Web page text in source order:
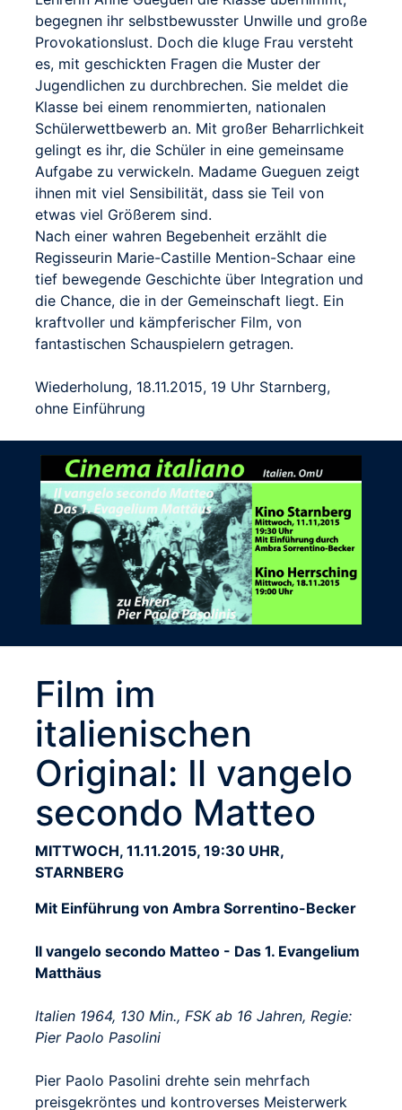
begegnen ihr selbstbewusster Unwille und große
Provokationslust. Doch die kluge Frau versteht
es, mit geschickten Fragen die Muster der
Jugendlichen zu durchbrechen. Sie meldet die
Klasse bei einem renommierten, nationalen
Schülerwettbewerb an. Mit großer Beharrlichkeit
gelingt es ihr, die Schüler in eine gemeinsame
Aufgabe zu verwickeln. Madame Gueguen zeigt
ihnen mit viel Sensibilität, dass sie Teil von
etwas viel Größerem sind.
Nach einer wahren Begebenheit erzählt die
Regisseurin Marie-Castille Mention-Schaar eine
tief bewegende Geschichte über Integration und
die Chance, die in der Gemeinschaft liegt. Ein
kraftvoller und kämpferischer Film, von
fantastischen Schauspielern getragen.
Wiederholung, 18.11.2015, 19 Uhr Starnberg,
ohne Einführung
Film im
italienischen
Original: Il vangelo
secondo Matteo
MITTWOCH, 11.11.2015, 19:30 UHR,
STARNBERG
Mit Einführung von Ambra Sorrentino-Becker
Il vangelo secondo Matteo - Das 1. Evangelium
Matthäus
Italien 1964, 130 Min., FSK ab 16 Jahren, Regie:
Pier Paolo Pasolini
Pier Paolo Pasolini drehte sein mehrfach
preisgekröntes und kontroverses Meisterwerk